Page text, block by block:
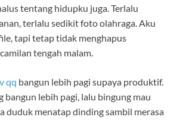
tentang hidupku juga. Terlalu
terlalu sedikit foto olahraga. Aku
tapi tetap tidak menghapus
tengah malam.
qq bangun lebih pagi supaya produktif.
bangun lebih pagi, lalu bingung mau
duduk menatap dinding sambil merasa